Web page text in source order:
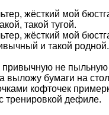
жёсткий мой
такой тугой.
жёсткий мой
и такой родной.
не пыльную
выложу бумаги на
кофточек
тренировкой дефиле.